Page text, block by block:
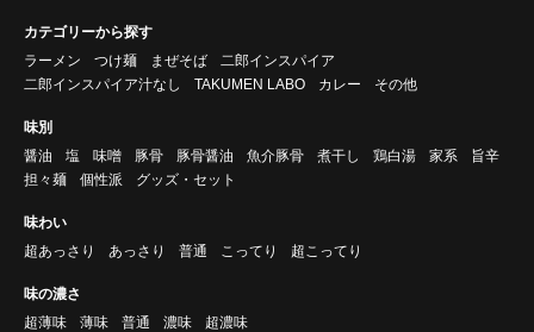
カテゴリーから探す
ラーメン
つけ麺 まぜそば
二郎インスパイア
二郎インスパイア汁なし
TAKUMEN LABO カレー その他
味別
醤油
塩 味噌 豚骨 豚骨醤油 魚介豚骨 煮干し 鶏白湯 家系
旨辛
担々麺
個性派 グッズ・セット
味わい
超あっさり
あっさり 普通 こってり 超こってり
味の濃さ
超薄味
薄味 普通 濃味 超濃味